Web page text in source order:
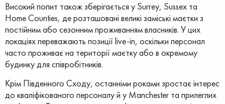
Високий попит також зберігається у Surrey, Sussex та
Home Counties, де розташовані великі заміські маєтки з
постійним або сезонним проживанням власників. У цих
локаціях переважають позиції live-in, оскільки персонал
часто проживає на території маєтку або в окремому
будинку для співробітників.
Крім Південного Сходу, останніми роками зростає інтерес
до кваліфікованого персоналу й у Manchester та прилеглих